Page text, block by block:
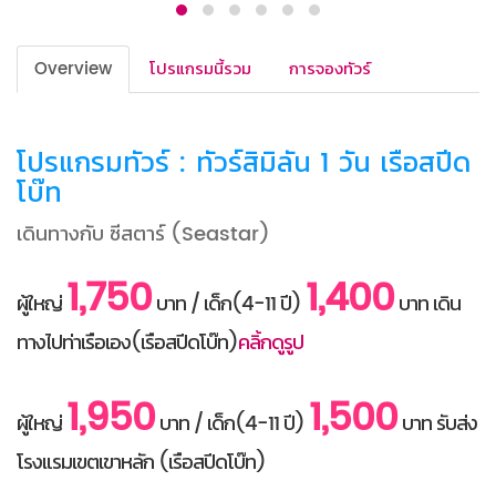
Overview โปรแกรมนี้รวม การจองทัวร์
โปรแกรมทัวร์ : ทัวร์สิมิลัน 1 วัน เรือสปีด
โบ๊ท
เดินทางกับ ซีสตาร์ (Seastar)
ผู้ใหญ่1,750บาท / เด็ก(4-11 ปี) 1,400บาท เดิน
ทางไปท่าเรือเอง(เรือสปีดโบ๊ท)คลิ้กดูรูป
ผู้ใหญ่1,950บาท / เด็ก(4-11 ปี) 1,500บาท รับส่ง
โรงแรมเขตเขาหลัก (เรือสปีดโบ๊ท)